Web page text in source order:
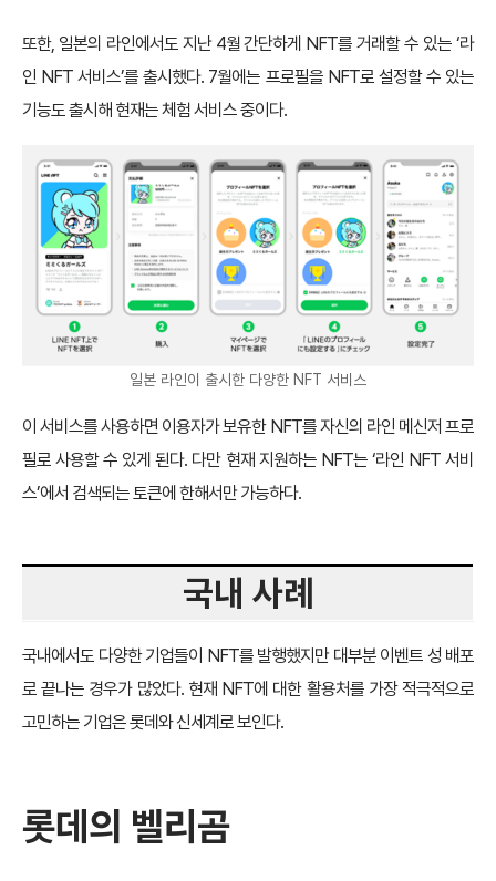
또한, 일본의 라인에서도 지난 4월 간단하게 NFT를 거래할 수 있는 ‘라
인 NFT 서비스’를 출시했다. 7월에는 프로필을 NFT로 설정할 수 있는
기능도 출시해 현재는 체험 서비스 중이다.
일본 라인이 출시한 다양한 NFT 서비스
이 서비스를 사용하면 이용자가 보유한 NFT를 자신의 라인 메신저 프로
필로 사용할 수 있게 된다. 다만 현재 지원하는 NFT는 ‘라인 NFT 서비
스’에서 검색되는 토큰에 한해서만 가능하다.
국내 사례
국내에서도 다양한 기업들이 NFT를 발행했지만 대부분 이벤트 성 배포
로 끝나는 경우가 많았다. 현재 NFT에 대한 활용처를 가장 적극적으로
고민하는 기업은 롯데와 신세계로 보인다.
롯데의 벨리곰